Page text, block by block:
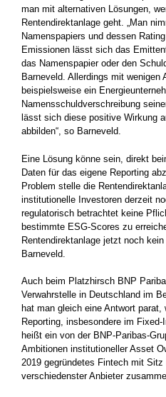
man mit alternativen Lösungen,
Rentendirekt­anlage geht. „Man
Namens­papiers und dessen
Emissionen lässt sich das
das Namenspapier oder den
Barneveld. Allerdings mit wenigen
beispielsweise ein
Namensschuldverschreibung
lässt sich diese positive Wirkung
abbilden“, so Barneveld.
Eine Lösung könne sein, direkt
Daten für das eigene Reporting
Problem stelle die
institutionelle Investoren derzeit
regulatorisch betrachtet keine
bestimmte ESG-Scores zu
Rentendirektanlage jetzt noch
Barneveld.
Auch beim Platzhirsch BNP
Verwahrstelle in Deutschland im
hat man gleich eine Antwort
Reporting, insbesondere im Fixed-
heißt ein von der BNP-Paribas-
Ambitionen institutioneller Asset
2019 gegründetes Fintech mit
verschiedenster Anbieter